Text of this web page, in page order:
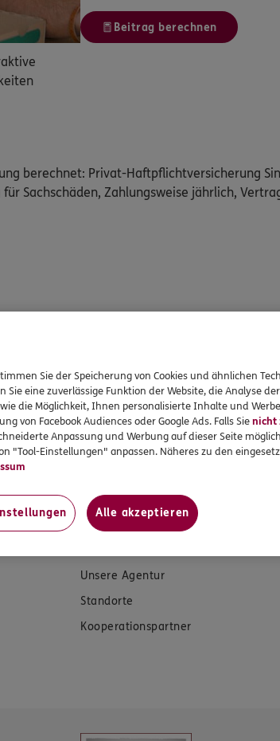
Beitrag berechnen
berechnet: Privat-Haftpflichtversicherung
Sachschäden, Zahlungsweise jährlich,
zu geben. Sowohl Ihr Schutz als
biete Beratung an, für die
Das könnte Sie auch
Unsere Agentur
Standorte
Kooperationspartner
Sie der Speicherung von Cookies und ähnlichen
eine zuverlässige Funktion der Website, die Analyse
die Möglichkeit, Ihnen personalisierte Inhalte und
von Facebook Audiences oder Google Ads. Falls Sienicht
Anpassung und Werbung auf dieser Seite
"Tool-Einstellungen" anpassen. Näheres zu den
Alle akzeptieren